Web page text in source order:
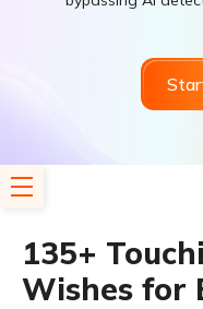
135+
Wishes for